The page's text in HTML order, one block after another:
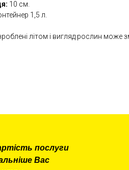
10 см.
1,5 л.
літом і вигляд рослин може
послуги
Вас